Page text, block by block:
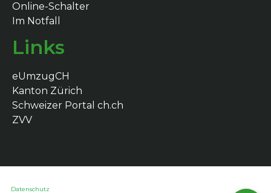
Online-Schalter
Im Notfall
Links
eUmzugCH
Kanton Zürich
Schweizer Portal ch.ch
ZVV
Datenschutz